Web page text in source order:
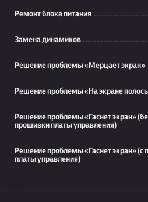
Ремонт блока питания
Замена динамиков
Решение проблемы «Мерцает экран»
Решение проблемы «На экране
Решение проблемы «Гаснет экран»
прошивки платы управления)
Решение проблемы «Гаснет экран» (с
платы управления)